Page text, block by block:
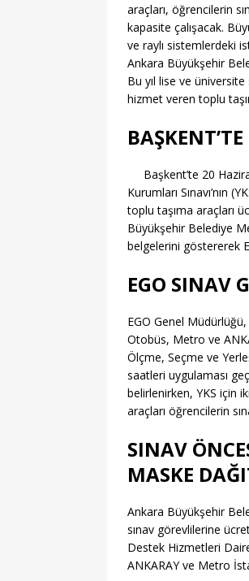
araçları, öğrencilerin
kapasite çalışacak.
ve raylı sistemlerdeki
Ankara Büyükşehir
Bu yıl lise ve
hizmet veren toplu
Başkent’te 20
Kurumları Sınavı’nın
toplu taşıma araçları
Büyükşehir Belediye
belgelerini göstererek
EGO SINAV
EGO Genel
Otobüs, Metro ve
Ölçme, Seçme ve
saatleri uygulaması
belirlenirken, YKS için
araçları öğrencilerin
SINAV
MASKE
Ankara Büyükşehir
sınav görevlilerine
Destek Hizmetleri
ANKARAY ve Metro